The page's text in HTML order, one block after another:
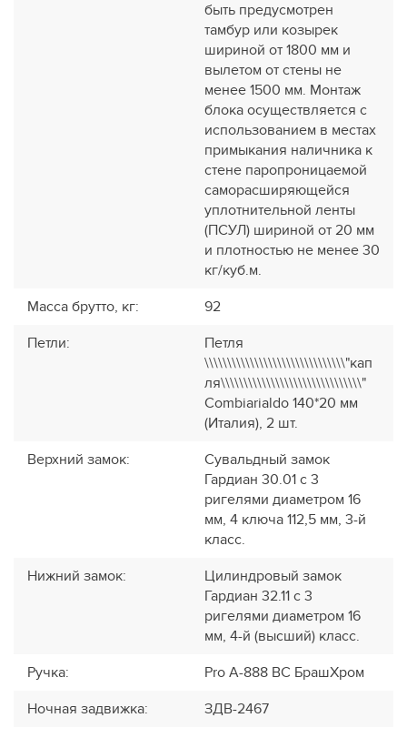
быть предусмотрен
тамбур или козырек
шириной от 1800 мм и
вылетом от стены не
менее 1500 мм. Монтаж
блока осуществляется с
использованием в местах
примыкания наличника к
стене паропроницаемой
саморасширяющейся
уплотнительной ленты
(ПСУЛ) шириной от 20 мм
и плотностью не менее 30
кг/куб.м.
Масса брутто, кг:
92
Петли:
Петля
\\\\\\\\\\\\\\\\\\\\\\\\\\\\\\\"кап
ля\\\\\\\\\\\\\\\\\\\\\\\\\\\\\\\"
Combiarialdo 140*20 мм
(Италия), 2 шт.
Верхний замок:
Сувальдный замок
Гардиан 30.01 с 3
ригелями диаметром 16
мм, 4 ключа 112,5 мм, 3-й
класс.
Нижний замок:
Цилиндровый замок
Гардиан 32.11 с 3
ригелями диаметром 16
мм, 4-й (высший) класс.
Ручка:
Pro A-888 BC БрашХром
Ночная задвижка: ЗДВ-2467